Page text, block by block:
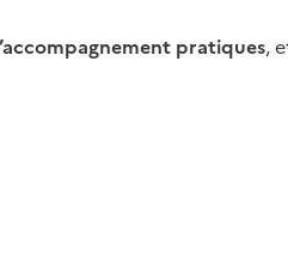
pratiques,